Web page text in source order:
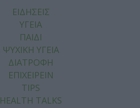
ΕΙΔΗΣΕΙΣ
ΥΓΕΙΑ
ΠΑΙΔΙ
ΨΥΧΙΚΗ ΥΓΕΙΑ
ΔΙΑΤΡΟΦΗ
ΕΠΙΧΕΙΡΕΙΝ
TIPS
HEALTH TALKS